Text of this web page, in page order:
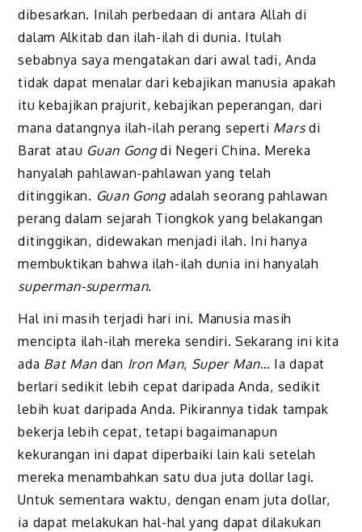
dibesarkan. Inilah perbedaan di antara Allah di
dalam Alkitab dan ilah-ilah di dunia. Itulah
sebabnya saya mengatakan dari awal tadi, Anda
tidak dapat menalar dari kebajikan manusia apakah
itu kebajikan prajurit, kebajikan peperangan, dari
mana datangnya ilah-ilah perang seperti Marsdi
Barat atau Guan Gongdi Negeri China. Mereka
hanyalah pahlawan-pahlawan yang telah
ditinggikan. Guan Gongadalah seorang pahlawan
perang dalam sejarah Tiongkok yang belakangan
ditinggikan, didewakan menjadi ilah. Ini hanya
membuktikan bahwa ilah-ilah dunia ini hanyalah
superman-superman.
Hal ini masih terjadi hari ini. Manusia masih
mencipta ilah-ilah mereka sendiri. Sekarang ini kita
ada Bat Man dan Iron Man, Super Man… Ia dapat
berlari sedikit lebih cepat daripada Anda, sedikit
lebih kuat daripada Anda. Pikirannya tidak tampak
bekerja lebih cepat, tetapi bagaimanapun
kekurangan ini dapat diperbaiki lain kali setelah
mereka menambahkan satu dua juta dollar lagi.
Untuk sementara waktu, dengan enam juta dollar,
ia dapat melakukan hal-hal yang dapat dilakukan